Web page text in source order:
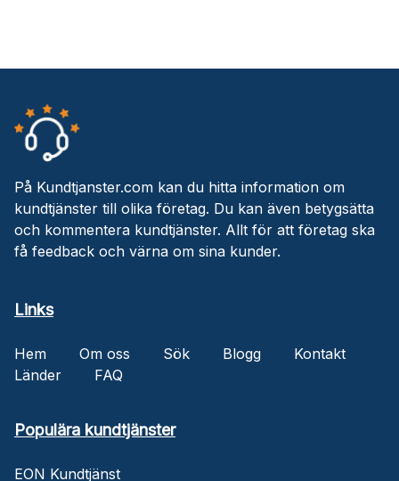
På Kundtjanster.com kan du hitta information om
kundtjänster till olika företag. Du kan även betygsätta
och kommentera kundtjänster. Allt för att företag ska
få feedback och värna om sina kunder.
Links
Hem Om oss Sök Blogg
Kontakt
Länder
FAQ
Populära kundtjänster
EON Kundtjänst